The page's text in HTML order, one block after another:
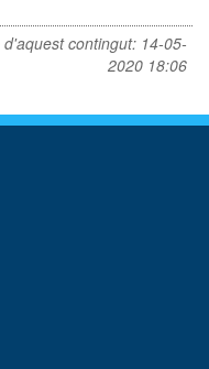
contingut: 14-05-
2020 18:06